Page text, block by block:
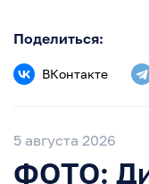
Поделиться:
ВКонтакте
5 августа 2026
ФОТО: